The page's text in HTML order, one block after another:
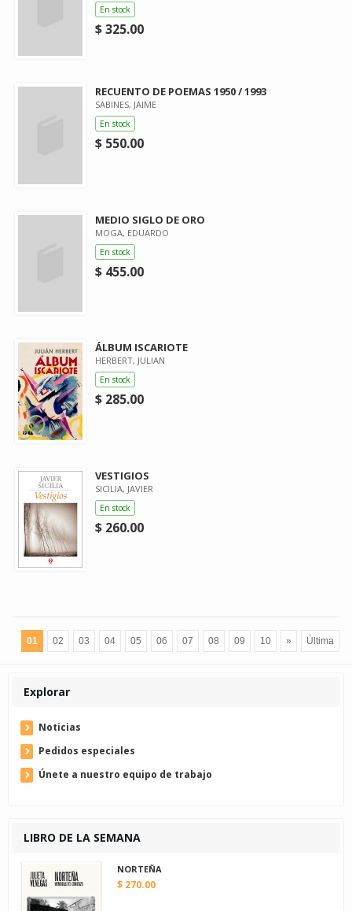
En stock
$ 325.00
RECUENTO DE POEMAS 1950 / 1993
SABINES, JAIME
En stock
$ 550.00
MEDIO SIGLO DE ORO
MOGA, EDUARDO
En stock
$ 455.00
ÁLBUM ISCARIOTE
HERBERT, JULIAN
En stock
$ 285.00
VESTIGIOS
SICILIA, JAVIER
En stock
$ 260.00
01 02 03 04 05 06 07 08 09 10 » Última
Explorar
Noticias
Pedidos especiales
Únete a nuestro equipo de trabajo
LIBRO DE LA SEMANA
NORTEÑA
$ 270.00